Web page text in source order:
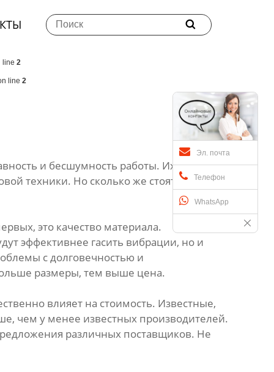

Эл. почта
Телефон
WhatsApp
line 2
line 2
и бесшумность работы. Их
техники. Но сколько же стоят эти
это качество материала.
эффективнее гасить вибрации, но и
с долговечностью и
размеры, тем выше цена.
влияет на стоимость. Известные,
чем у менее известных производителей.
различных поставщиков. Не